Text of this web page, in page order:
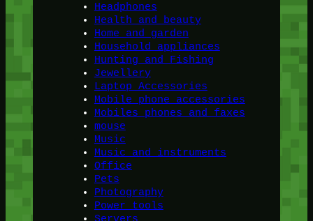
Headphones
Health and beauty
Home and garden
Household appliances
Hunting and Fishing
Jewellery
Laptop Accessories
Mobile phone accessories
Mobiles phones and faxes
mouse
Music
Music and instruments
Office
Pets
Photography
Power tools